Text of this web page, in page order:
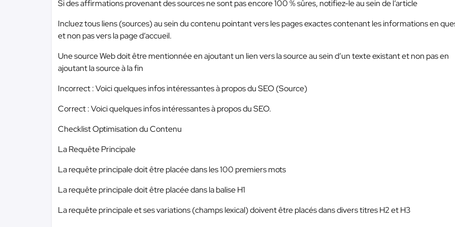
Si des affirmations provenant des sources ne sont pas encore 100 % sûres, notifiez-le au sein de l’article
Incluez tous liens (sources) au sein du contenu pointant vers les pages exactes contenant les informations en
et non pas vers la page d’accueil.
Une source Web doit être mentionnée en ajoutant un lien vers la source au sein d’un texte existant et non pas en
ajoutant la source à la fin
Incorrect : Voici quelques infos intéressantes à propos du SEO (Source)
Correct : Voici quelques infos intéressantes à propos du SEO.
Checklist Optimisation du Contenu
La Requête Principale
La requête principale doit être placée dans les 100 premiers mots
La requête principale doit être placée dans la balise H1
La requête principale et ses variations (champs lexical) doivent être placés dans divers titres H2 et H3